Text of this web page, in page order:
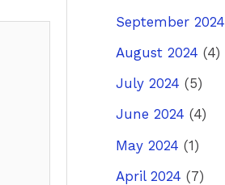
September 2024
August 2024 (4)
July 2024 (5)
June 2024 (4)
May 2024 (1)
April 2024 (7)